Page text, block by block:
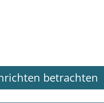
betrachten